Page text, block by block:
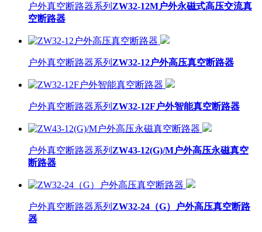
户外真空断路器系列 ZW32-12M户外永磁式高压交流真
空断路器
户外真空断路器系列 ZW32-12户外高压真空断路器
户外真空断路器系列 ZW32-12F户外智能真空断路器
户外真空断路器系列 ZW43-12(G)/M户外高压永磁真空
断路器
户外真空断路器系列 ZW32-24（G）户外高压真空断路
器